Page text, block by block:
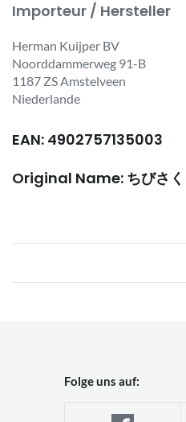
Importeur / Hersteller
Herman Kuijper BV
Noorddammerweg 91-B
1187 ZS Amstelveen
Niederlande
EAN: 4902757135003
Original Name: ちびさく
Folge uns auf: